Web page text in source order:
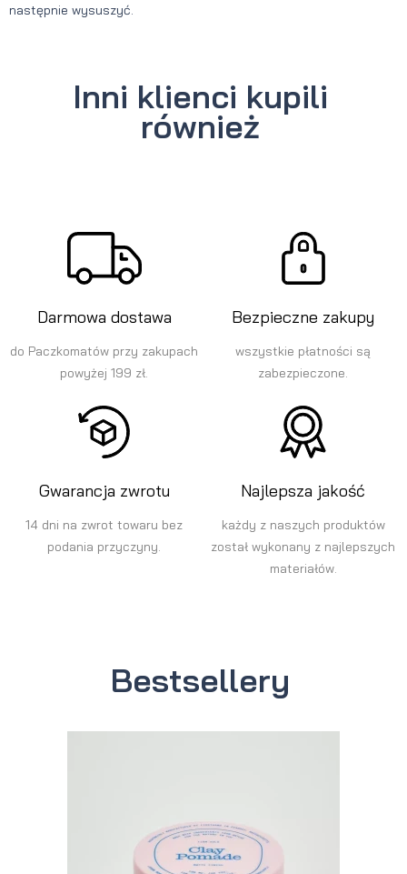
następnie wysuszyć.
Inni klienci kupili
również
Darmowa dostawa
do Paczkomatów przy zakupach
powyżej 199 zł.
Bezpieczne zakupy
wszystkie płatności są
zabezpieczone.
Gwarancja zwrotu
14 dni na zwrot towaru bez
podania przyczyny.
Najlepsza jakość
każdy z naszych produktów
został wykonany z najlepszych
materiałów.
Bestsellery